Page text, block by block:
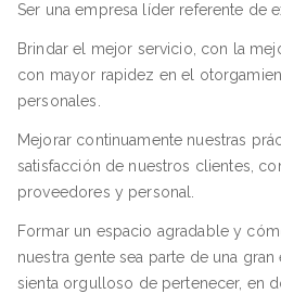
Ser una empresa líder referente de
Brindar el mejor servicio, con la
con mayor rapidez en el
personales.
Mejorar continuamente nuestras
satisfacción de nuestros clientes,
proveedores y personal.
Formar un espacio agradable y
nuestra gente sea parte de una
sienta orgulloso de pertenecer, en